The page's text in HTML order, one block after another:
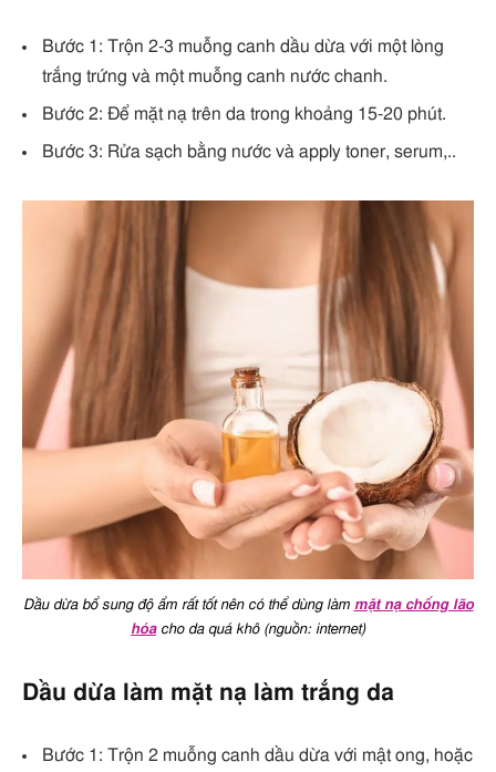
Bước 1: Trộn 2-3 muỗng canh dầu dừa với một lòng
trắng trứng và một muỗng canh nước chanh.
Bước 2: Để mặt nạ trên da trong khoảng 15-20 phút.
Bước 3: Rửa sạch bằng nước và apply toner, serum,..
Dầu dừa bổ sung độ ẩm rất tốt nên có thể dùng làm mặt nạ chống lão
hóacho da quá khô (nguồn: internet)
Dầu dừa làm mặt nạ làm trắng da
Bước 1: Trộn 2 muỗng canh dầu dừa với mật ong, hoặc